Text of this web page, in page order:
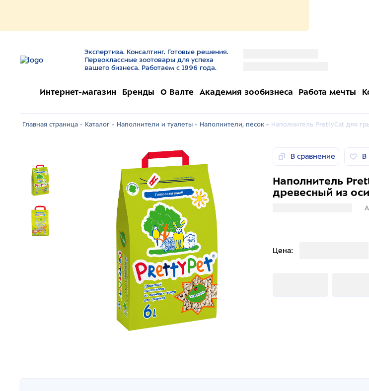
Экспертиза. Консалтинг. Готовые решения.
Первоклассные зоотовары для успеха
вашего бизнеса. Работаем с 1996 года.
Интернет-магазин Бренды О Валте Академия зообизнеса Работа мечты
Главная страница - Каталог - Наполнители и туалеты - Наполнители, песок - Наполнитель PrettyCat для
В сравнение В
Наполнитель
древесный из
Цена: